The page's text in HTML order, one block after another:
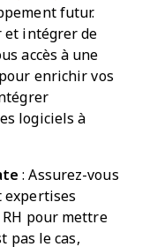
futur.
et intégrer de
accès à une
enrichir vos
logiciels à
: Assurez-vous
expertises
RH pour mettre
pas le cas,